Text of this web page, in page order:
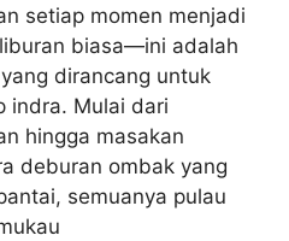
setiap momen menjadi
biasa—ini adalah
dirancang untuk
indra. Mulai dari
hingga masakan
deburan ombak yang
semuanya pulau